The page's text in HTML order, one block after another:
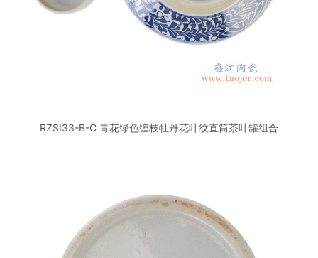
RZSI33-B-C 青花绿色缠枝牡丹花叶纹直筒茶叶罐组合